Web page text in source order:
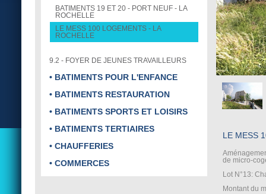
BATIMENTS 19 ET 20 - PORT NEUF - LA
ROCHELLE
LE MESS 100 LOGEMENTS - LA
ROCHELLE
9.2 - FOYER DE JEUNES TRAVAILLEURS
• BATIMENTS POUR L'ENFANCE
• BATIMENTS RESTAURATION
• BATIMENTS SPORTS ET LOISIRS
• BATIMENTS TERTIAIRES
• CHAUFFERIES
• COMMERCES
LE MESS
de micro-
Lot N°13:
Montant du